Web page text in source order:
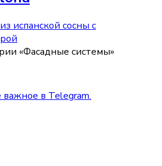
испанской сосны с
«Фасадные системы»
важное в Telegram.